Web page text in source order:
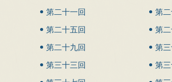
第二十一回
第
第二十五回
第
第二十九回
第
第三十三回
第